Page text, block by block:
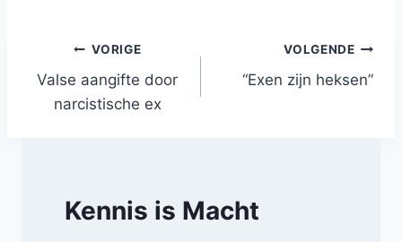
Bericht
navigatie
VORIGE
Valse aangifte door
narcistische ex
VOLGENDE
“Exen zijn heksen”
Kennis is Macht